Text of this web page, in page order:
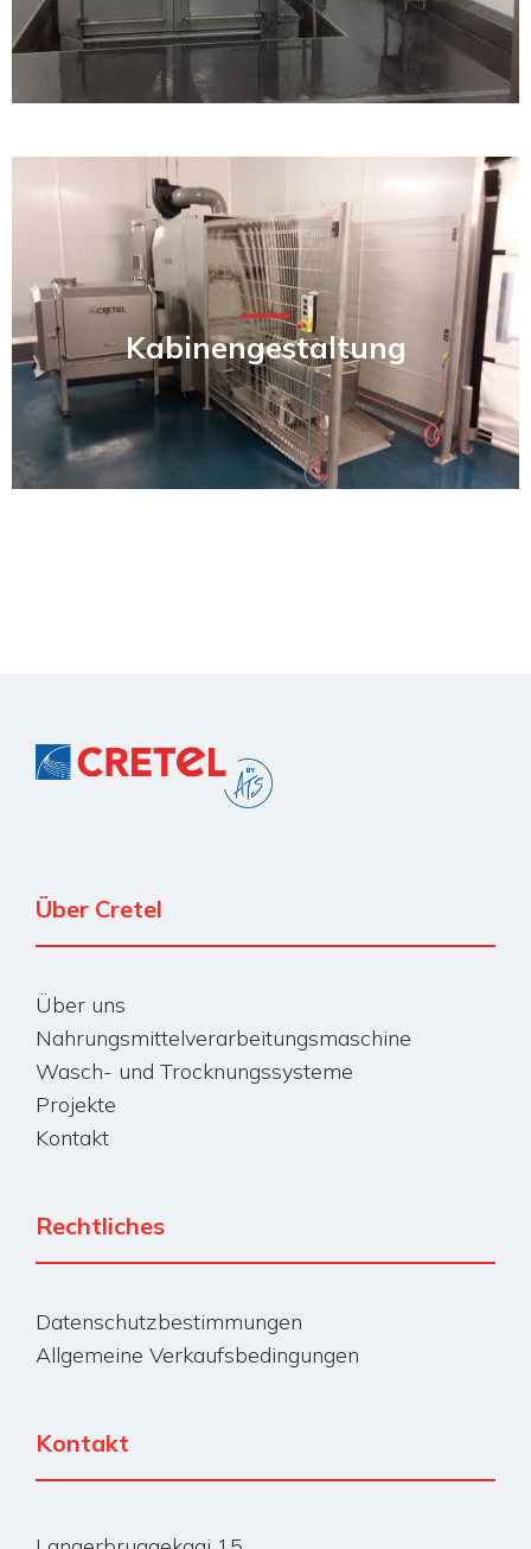
Kabinengestaltung
Über Cretel
Über uns
Nahrungsmittelverarbeitungsmaschine
Wasch- und Trocknungssysteme
Projekte
Kontakt
Rechtliches
Datenschutzbestimmungen
Allgemeine Verkaufsbedingungen
Kontakt